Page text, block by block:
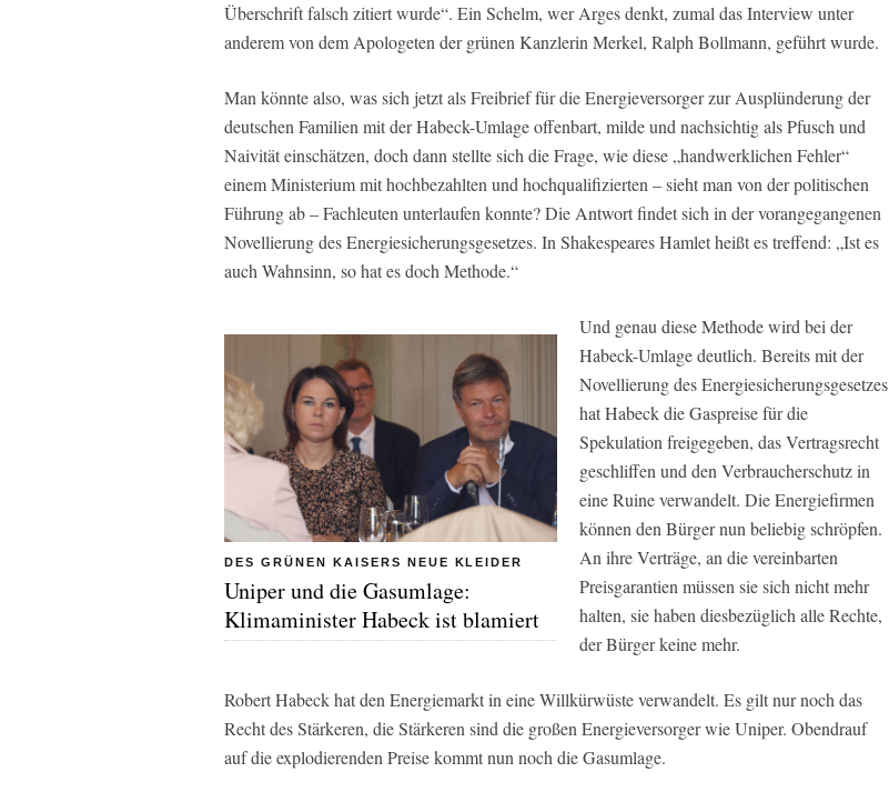
Überschrift falsch zitiert wurde“. Ein Schelm, wer Arges denkt, zumal das Interview unter
anderem von dem Apologeten der grünen Kanzlerin Merkel, Ralph Bollmann, geführt wurde.
Man könnte also, was sich jetzt als Freibrief für die Energieversorger zur Ausplünderung der
deutschen Familien mit der Habeck-Umlage offenbart, milde und nachsichtig als Pfusch und
Naivität einschätzen, doch dann stellte sich die Frage, wie diese „handwerklichen Fehler“
einem Ministerium mit hochbezahlten und hochqualifizierten – sieht man von der politischen
Führung ab – Fachleuten unterlaufen konnte? Die Antwort findet sich in der vorangegangenen
Novellierung des Energiesicherungsgesetzes. In Shakespeares Hamlet heißt es treffend: „Ist es
auch Wahnsinn, so hat es doch Methode.“
DES GRÜNEN KAISERS NEUE KLEIDER
Uniper und die Gasumlage:
Klimaminister Habeck ist blamiert
Und genau diese Methode wird bei der
Habeck-Umlage deutlich. Bereits mit der
Novellierung des Energiesicherungsgesetzes
hat Habeck die Gaspreise für die
Spekulation freigegeben, das Vertragsrecht
geschliffen und den Verbraucherschutz in
eine Ruine verwandelt. Die Energiefirmen
können den Bürger nun beliebig schröpfen.
An ihre Verträge, an die vereinbarten
Preisgarantien müssen sie sich nicht mehr
halten, sie haben diesbezüglich alle Rechte,
der Bürger keine mehr.
Robert Habeck hat den Energiemarkt in eine Willkürwüste verwandelt. Es gilt nur noch das
Recht des Stärkeren, die Stärkeren sind die großen Energieversorger wie Uniper. Obendrauf
auf die explodierenden Preise kommt nun noch die Gasumlage.